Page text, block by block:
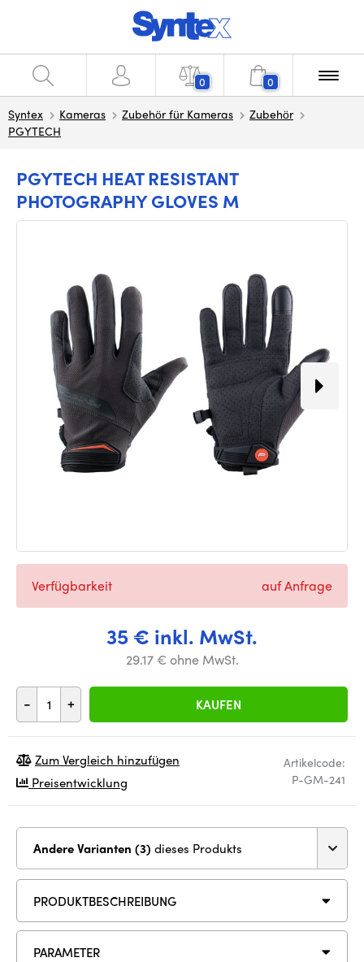
0 0
Syntex Kameras Zubehör für Kameras
Zubehör
PGYTECH
PGYTECH HEAT RESISTANT
PHOTOGRAPHY GLOVES M
35 € inkl. MwSt.
29.17 € ohne MwSt.
- + KAUFEN
Verfügbarkeit auf Anfrage
Artikelcode:
P-GM-241
Zum Vergleich hinzufügen
Preisentwicklung
Andere Varianten (3) dieses Produkts
PRODUKTBESCHREIBUNG
PARAMETER